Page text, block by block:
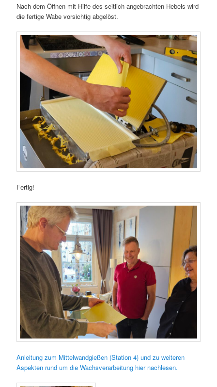
Nach dem Öffnen mit Hilfe des seitlich angebrachten Hebels wird
die fertige Wabe vorsichtig abgelöst.
Fertig!
Anleitung zum Mittelwandgießen (Station 4) und zu weiteren
Aspekten rund um die Wachsverarbeitung hier nachlesen.